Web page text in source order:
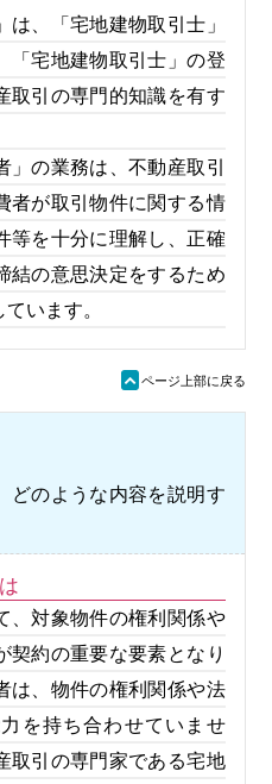
、「宅地建物取引士」
「宅地建物取引士」の登
取引の専門的知識を有す
の業務は、不動産取引
者が取引物件に関する情
等を十分に理解し、正確
結の意思決定をするため
います。
ü ページ上部に戻る
どのような内容を説明す
対象物件の権利関係や
契約の重要な要素となり
は、物件の権利関係や法
を持ち合わせていませ
取引の専門家である宅地